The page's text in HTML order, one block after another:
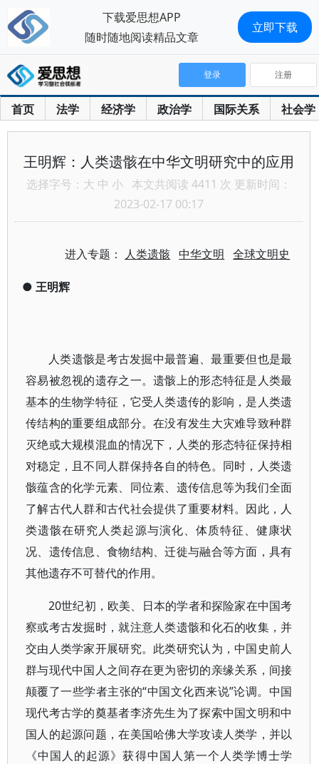
首页 法学 经济学 政治学 国际关系 社会学
登录 注册
王明辉：人类遗骸在中华文明研究中的应用
选择字号： 大 中 小 本文共阅读 4411 次 更新时间：
2023-02-17 00:17
进入专题： 人类遗骸 中华文明 全球文明史
● 王明辉
人类遗骸是考古发掘中最普遍、最重要但也是最
容易被忽视的遗存之一。遗骸上的形态特征是人类最
基本的生物学特征，它受人类遗传的影响，是人类遗
传结构的重要组成部分。在没有发生大灾难导致种群
灭绝或大规模混血的情况下，人类的形态特征保持相
对稳定，且不同人群保持各自的特色。同时，人类遗
骸蕴含的化学元素、同位素、遗传信息等为我们全面
了解古代人群和古代社会提供了重要材料。因此，人
类遗骸在研究人类起源与演化、体质特征、健康状
况、遗传信息、食物结构、迁徙与融合等方面，具有
其他遗存不可替代的作用。
20世纪初，欧美、日本的学者和探险家在中国考
察或考古发掘时，就注意人类遗骸和化石的收集，并
交由人类学家开展研究。此类研究认为，中国史前人
群与现代中国人之间存在更为密切的亲缘关系，间接
颠覆了一些学者主张的“中国文化西来说”论调。中国
现代考古学的奠基者李济先生为了探索中国文明和中
国人的起源问题，在美国哈佛大学攻读人类学，并以
《中国人的起源》获得中国人第一个人类学博士学
下载爱思想APP
随时随地阅读精品文章
立即下载